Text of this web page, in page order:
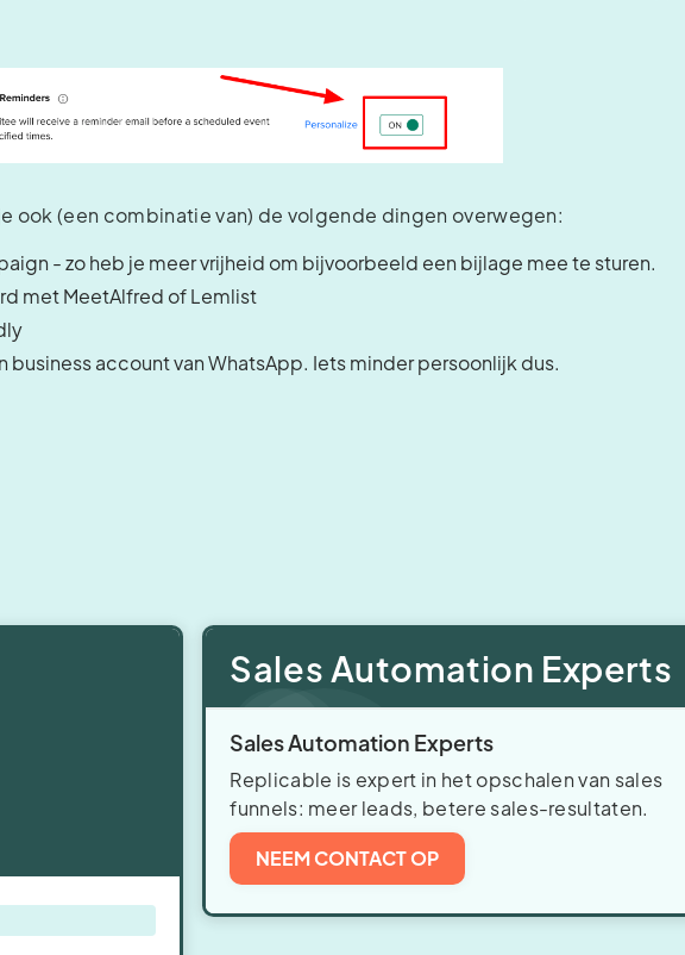
ook (een combinatie van) de volgende dingen overwegen:
- zo heb je meer vrijheid om bijvoorbeeld een bijlage mee te sturen.
met MeetAlfred of Lemlist
account van WhatsApp. Iets minder persoonlijk dus.
Sales Automation Experts
Sales Automation Experts
Replicable is expert in het opschalen van sales
funnels: meer leads, betere sales-resultaten.
NEEM CONTACT OP